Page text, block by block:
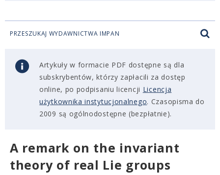
PRZESZUKAJ WYDAWNICTWA IMPAN
Artykuły w formacie PDF dostępne są dla
subskrybentów, którzy zapłacili za dostęp
online, po podpisaniu licencji Licencja
użytkownika instytucjonalnego. Czasopisma do
2009 są ogólnodostępne (bezpłatnie).
A remark on the invariant
theory of real Lie groups